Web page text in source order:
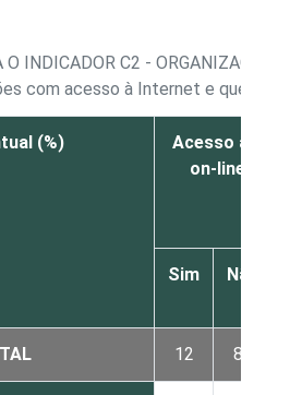
O INDICADOR C2 -
com acesso à Internet e que
(%)
Acesso a
on-line ou
Sim
Não
12 87